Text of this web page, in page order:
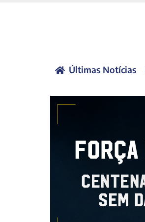
Últimas Notícias